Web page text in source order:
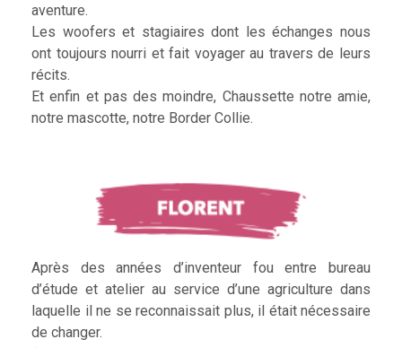
aventure.
Les woofers et stagiaires dont les échanges nous
ont toujours nourri et fait voyager au travers de leurs
récits.
Et enfin et pas des moindre, Chaussette notre amie,
notre mascotte, notre Border Collie.
Après des années d’inventeur fou entre bureau
d’étude et atelier au service d’une agriculture dans
laquelle il ne se reconnaissait plus, il était nécessaire
de changer.